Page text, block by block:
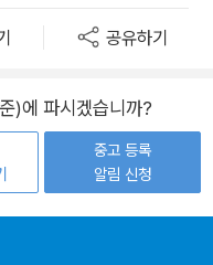
공유하기
)에 파시겠습니까?
중고 등록
알림 신청